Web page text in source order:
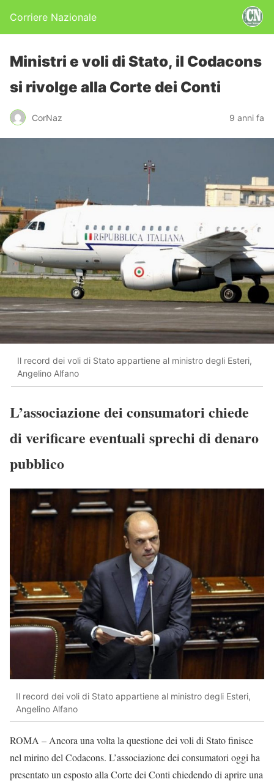
Corriere Nazionale
Ministri e voli di Stato, il Codacons
si rivolge alla Corte dei Conti
CorNaz 9 anni fa
Il record dei voli di Stato appartiene al ministro degli Esteri,
Angelino Alfano
L’associazione dei consumatori chiede
di verificare eventuali sprechi di denaro
pubblico
Il record dei voli di Stato appartiene al ministro degli Esteri,
Angelino Alfano
ROMA – Ancora una volta la questione dei voli di Stato finisce
nel mirino del Codacons. L’associazione dei consumatori oggi ha
presentato un esposto alla Corte dei Conti chiedendo di aprire una